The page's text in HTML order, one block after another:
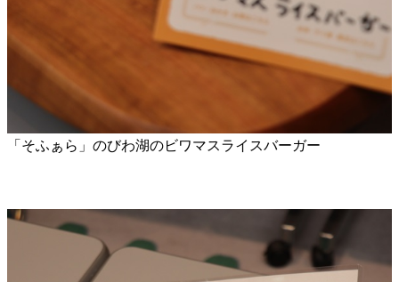
「そふぁら」のびわ湖のビワマスライスバーガー